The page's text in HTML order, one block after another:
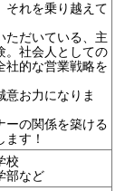
それを乗り越えて
ただいている、主
。社会人としての
社的な営業戦略を
意お力になりま
ーの関係を築ける
す！
校
部など